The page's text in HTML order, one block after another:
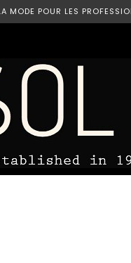
MODE POUR LES